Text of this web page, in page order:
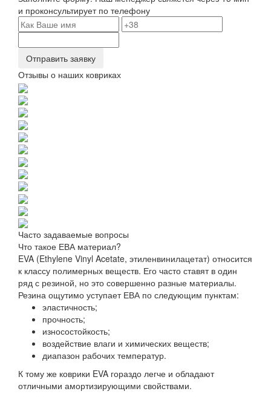
и проконсультирует по телефону
Отправить заявку
Отзывы о наших ковриках
Часто задаваемые вопросы
Что такое ЕВА материал?
EVA (Ethylene Vinyl Acetate, этиленвинилацетат) относится
к классу полимерных веществ. Его часто ставят в один
ряд с резиной, но это совершенно разные материалы.
Резина ощутимо уступает ЕВА по следующим пунктам:
эластичность;
прочность;
износостойкость;
воздействие влаги и химических веществ;
диапазон рабочих температур.
К тому же коврики EVA гораздо легче и обладают
отличными амортизирующими свойствами.